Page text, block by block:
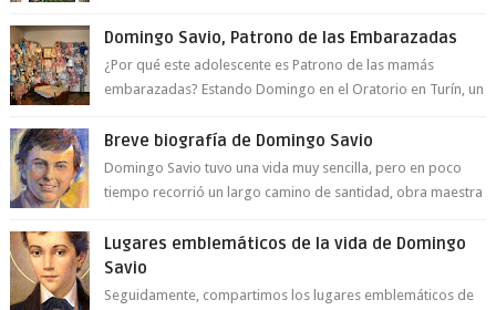
Domingo Savio, Patrono de las Embarazadas
¿Por qué este adolescente es Patrono de las mamás
embarazadas? Estando Domingo en el Oratorio en Turín, un
Breve biografía de Domingo Savio
Domingo Savio tuvo una vida muy sencilla, pero en poco
tiempo recorrió un largo camino de santidad, obra maestra
Lugares emblemáticos de la vida de Domingo
Savio
Seguidamente, compartimos los lugares emblemáticos de